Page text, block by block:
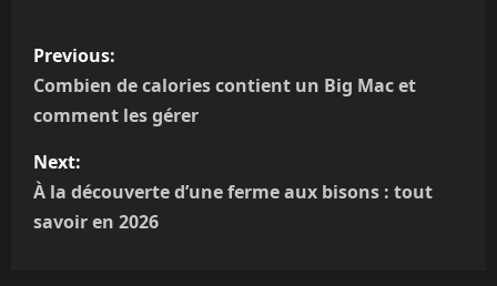
P
o
t
n
Previous:
Combien de calories contient un Big Mac et
comment les gérer
Next:
À la découverte d’une ferme aux bisons : tout
savoir en 2026